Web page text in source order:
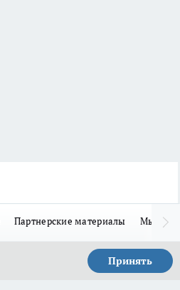
Партнерские материалы Мы в
Принять